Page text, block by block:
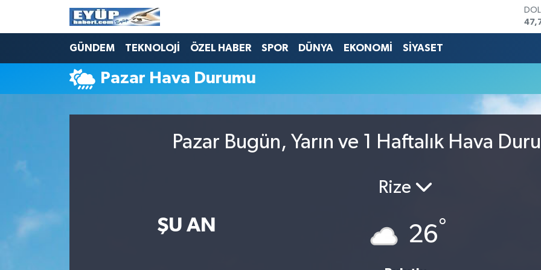
GÜNDEM TEKNOLOJİ ÖZEL HABER SPOR DÜNYA EKONOMİ SİYASET
Pazar Hava Durumu
Pazar Bugün, Yarın ve 1 Haftalık Hava
ŞU AN
Rize
26°